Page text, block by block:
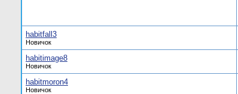
habitfall3
Новичок
habitimage8
Новичок
habitmoron4
Новичок